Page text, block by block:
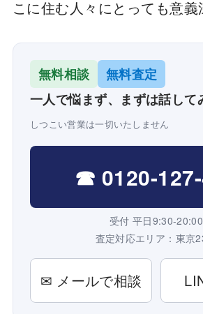
こに住む人々にとっても意義
無料相談
無料査定
一人で悩まず、まずは話して
しつこい営業は一切いたしません
☎ 0120-
受付 平日9:30-20:00
査定対応エリア：東京
✉ メールで相談